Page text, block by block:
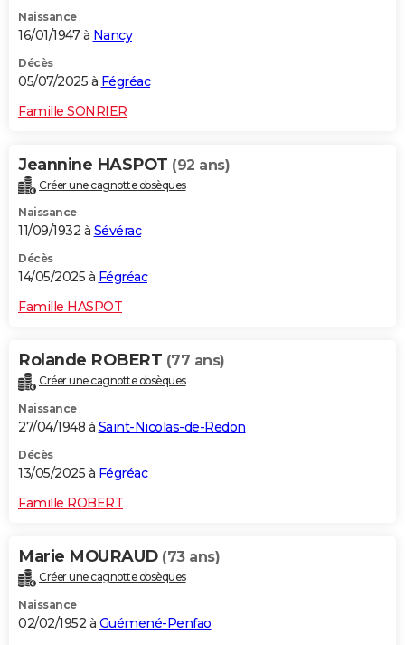
Naissance
16/01/1947 à Nancy
Décès
05/07/2025 à Fégréac
Famille SONRIER
Jeannine HASPOT (92 ans)
Créer une cagnotte obsèques
Naissance
11/09/1932 à Sévérac
Décès
14/05/2025 à Fégréac
Famille HASPOT
Rolande ROBERT (77 ans)
Créer une cagnotte obsèques
Naissance
27/04/1948 à Saint-Nicolas-de-Redon
Décès
13/05/2025 à Fégréac
Famille ROBERT
Marie MOURAUD (73 ans)
Créer une cagnotte obsèques
Naissance
02/02/1952 à Guémené-Penfao